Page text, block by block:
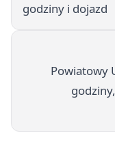
godziny i dojazd
Powiatowy